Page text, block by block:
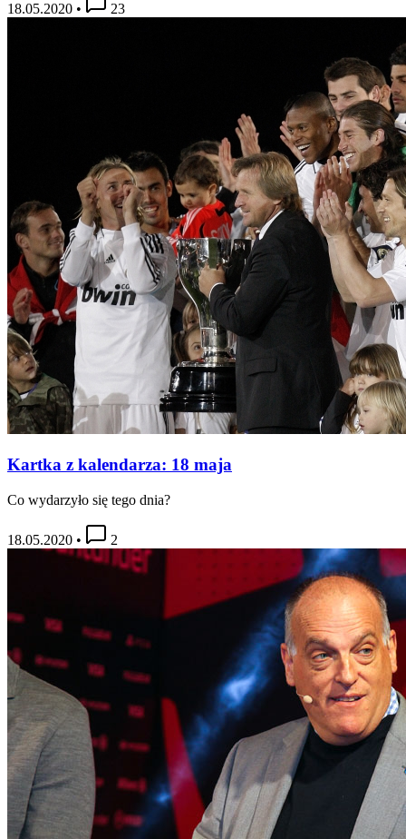
18.05.2020 • 23
Kartka z kalendarza: 18 maja
Co wydarzyło się tego dnia?
18.05.2020 • 2